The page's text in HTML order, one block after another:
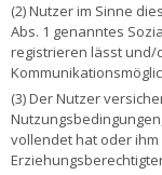
(2) Nutzer im Sinne
Abs. 1 genanntes
registrieren lässt
(3) Der Nutzer
vollendet hat oder